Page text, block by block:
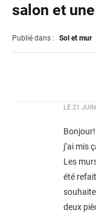
salon et
Publié dans : Sol et mur
LE 21
Bonjour!
j’ai mis
Les
été
deux